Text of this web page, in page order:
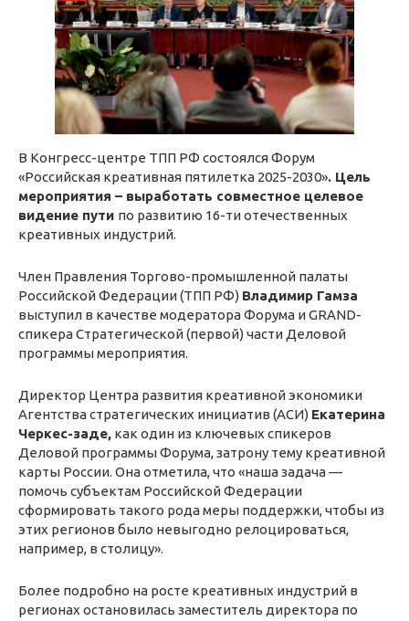
В Конгресс-центре ТПП РФ состоялся Форум
«Российская креативная пятилетка 2025-2030». Цель
мероприятия – выработать совместное целевое
видение пути по развитию 16-ти отечественных
креативных индустрий.
Член Правления Торгово-промышленной палаты
Российской Федерации (ТПП РФ) Владимир Гамза
выступил в качестве модератора Форума и GRAND-
спикера Стратегической (первой) части Деловой
программы мероприятия.
Директор Центра развития креативной экономики
Агентства стратегических инициатив (АСИ) Екатерина
Черкес-заде, как один из ключевых спикеров
Деловой программы Форума, затрону тему креативной
карты России. Она отметила, что «наша задача —
помочь субъектам Российской Федерации
сформировать такого рода меры поддержки, чтобы из
этих регионов было невыгодно релоцироваться,
например, в столицу».
Более подробно на росте креативных индустрий в
регионах остановилась заместитель директора по